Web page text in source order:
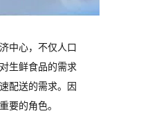
中心，不仅人口
生鲜食品的需求
配送的需求。因
要的角色。